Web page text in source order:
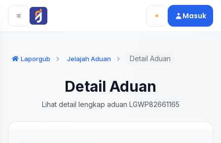
Langsung ke konten utama
Langsung ke navigasi
Masuk
Laporgub Jelajah Aduan Detail Aduan
Detail Aduan
Lihat detail lengkap aduan LGWP82661165